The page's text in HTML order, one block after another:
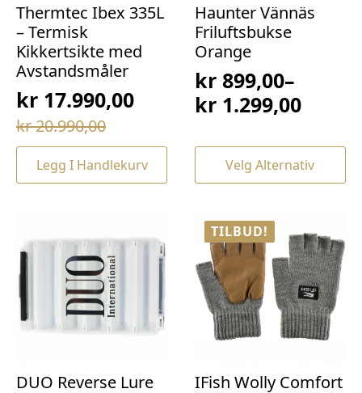
Thermtec Ibex 335L
– Termisk
Kikkertsikte med
Avstandsmåler
kr20.990,00
Opprinnelig
pris
var:
kr 17.990,00
Nåværende
pris
er:Legg I Handlekurv
Haunter Vännäs
Friluftsbukse
Orange
kr899,00–
kr1.299,00
Prisområde:
til
kr 1.299,00
Velg Alternativ
Dette
produktet
har
varianter.
Alternativene
kan
velges
på
produktsiden
DUO Reverse Lure
TILBUD!
IFish Wolly Comfort